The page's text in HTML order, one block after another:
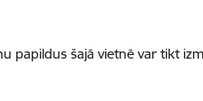
papildus šajā vietnē var tikt